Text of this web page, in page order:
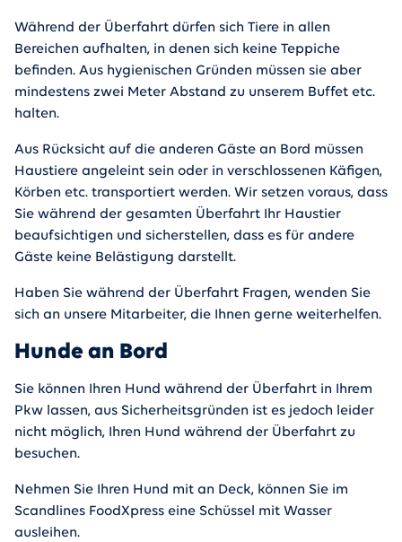
Während der Überfahrt dürfen sich Tiere in allen
Bereichen aufhalten, in denen sich keine Teppiche
befinden. Aus hygienischen Gründen müssen sie aber
mindestens zwei Meter Abstand zu unserem Buffet etc.
halten.
Aus Rücksicht auf die anderen Gäste an Bord müssen
Haustiere angeleint sein oder in verschlossenen Käfigen,
Körben etc. transportiert werden. Wir setzen voraus, dass
Sie während der gesamten Überfahrt Ihr Haustier
beaufsichtigen und sicherstellen, dass es für andere
Gäste keine Belästigung darstellt.
Haben Sie während der Überfahrt Fragen, wenden Sie
sich an unsere Mitarbeiter, die Ihnen gerne weiterhelfen.
Hunde an Bord
Sie können Ihren Hund während der Überfahrt in Ihrem
Pkw lassen, aus Sicherheitsgründen ist es jedoch leider
nicht möglich, Ihren Hund während der Überfahrt zu
besuchen.
Nehmen Sie Ihren Hund mit an Deck, können Sie im
Scandlines FoodXpress eine Schüssel mit Wasser
ausleihen.